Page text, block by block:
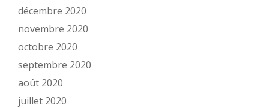
décembre 2020
novembre 2020
octobre 2020
septembre 2020
août 2020
juillet 2020